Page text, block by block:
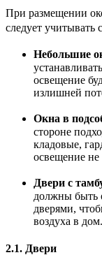
При размещении
следует учитывать
Небольшие
освещение
излишней
Окна в
стороне
кладовые,
освещение не
Двери с
должны быть
дверями,
воздуха в дом.
2.1. Двери